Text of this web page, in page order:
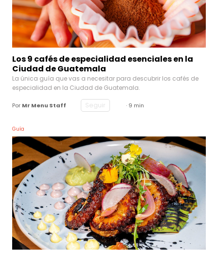
Los 9 cafés de especialidad esenciales en la
Ciudad de Guatemala
La única guía que vas a necesitar para descubrir los cafés de
especialidad en la Ciudad de Guatemala.
Por Mr Menu Staff Seguir · 9 min
Guía